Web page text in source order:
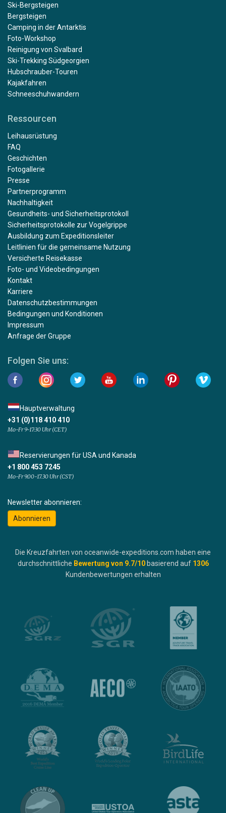
Ski-Bergsteigen
Bergsteigen
Camping in der Antarktis
Foto-Workshop
Reinigung von Svalbard
Ski-Trekking Südgeorgien
Hubschrauber-Touren
Kajakfahren
Schneeschuhwandern
Ressourcen
Leihausrüstung
FAQ
Geschichten
Fotogallerie
Presse
Partnerprogramm
Nachhaltigkeit
Gesundheits- und Sicherheitsprotokoll
Sicherheitsprotokolle zur Vogelgrippe
Ausbildung zum Expeditionsleiter
Leitlinien für die gemeinsame Nutzung
Versicherte Reisekasse
Foto- und Videobedingungen
Kontakt
Karriere
Datenschutzbestimmungen
Bedingungen und Konditionen
Impressum
Anfrage der Gruppe
Folgen Sie uns:
Hauptverwaltung
+31 (0)118 410 410
Mo-Fr 9-17:30 Uhr (CET)
Reservierungen für USA und Kanada
+1 800 453 7245
Mo-Fr 9.00-17.30 Uhr (CST)
Newsletter abonnieren:
Abonnieren
Die Kreuzfahrten von oceanwide-expeditions.com haben eine
durchschnittliche Bewertung von 9.7/10 basierend auf 1306
Kundenbewertungen erhalten